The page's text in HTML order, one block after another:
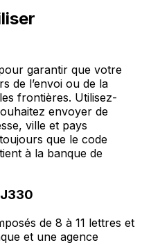
garantir que votre
de l’envoi ou de la
frontières. Utilisez-
envoyer de
ville et pays
que le code
à la banque de
de 8 à 11 lettres et
et une agence